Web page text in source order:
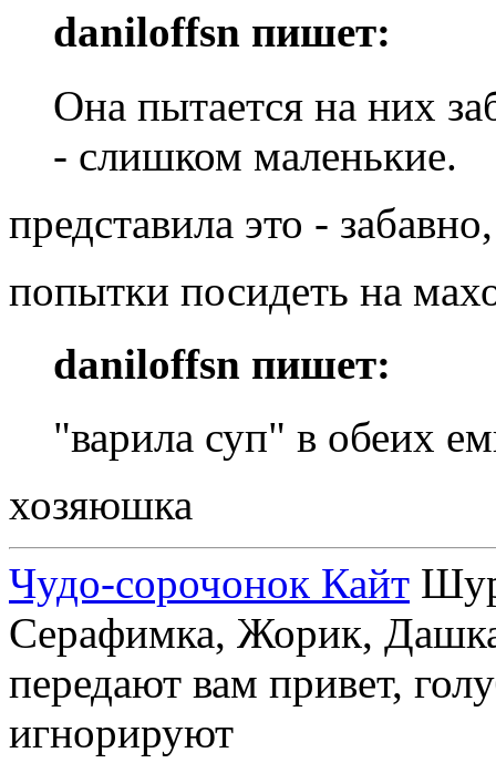
daniloffsn пишет:
Она пытается на них
- слишком маленькие.
представила это -
попытки посидеть на
daniloffsn пишет:
"варила суп" в обеих
хозяюшка
Чудо-сорочонок Кайт
Серафимка, Жорик,
передают вам привет,
игнорируют